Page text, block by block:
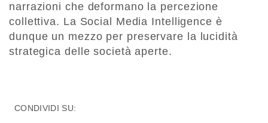
narrazioni che deformano la percezione
collettiva. La Social Media Intelligence è
dunque un mezzo per preservare la lucidità
strategica delle società aperte.
CONDIVIDI SU: